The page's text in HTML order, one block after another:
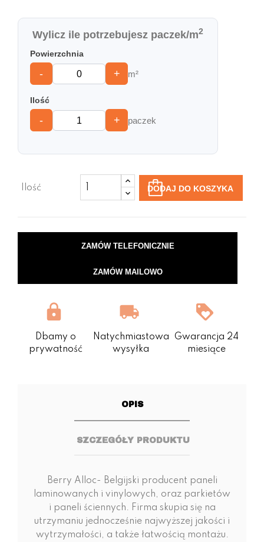
Wylicz ile potrzebujesz paczek/m2
Powierzchnia
- + m²
Ilość
- + paczek
Ilość DODAJ DO KOSZYKA
ZAMÓW TELEFONICZNIE
ZAMÓW MAILOWO
Dbamy o
prywatność
Natychmiastowa
wysyłka
Gwarancja 24
miesiące
OPIS
SZCZEGÓŁY PRODUKTU
Berry Alloc- Belgijski producent paneli
laminowanych i vinylowych, oraz parkietów
i paneli ściennych. Firma skupia się na
utrzymaniu jednocześnie najwyższej jakości i
wytrzymałości, a także łatwością montażu.